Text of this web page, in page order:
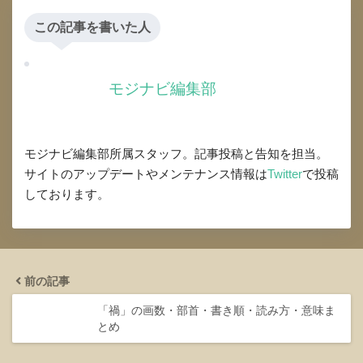
この記事を書いた人
モジナビ編集部
モジナビ編集部所属スタッフ。記事投稿と告知を担当。
サイトのアップデートやメンテナンス情報はTwitterで投稿
しております。
前の記事
「禍」の画数・部首・書き順・読み方・意味ま
とめ